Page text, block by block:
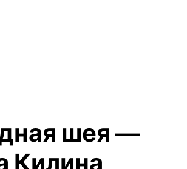
шея —
Килина